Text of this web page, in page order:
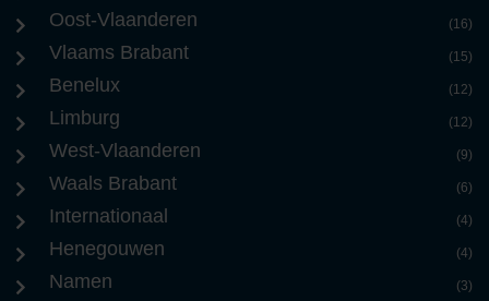
Oost-Vlaanderen (16)
Vlaams Brabant (15)
Benelux (12)
Limburg (12)
West-Vlaanderen (9)
Waals Brabant (6)
Internationaal (4)
Henegouwen (4)
Namen (3)